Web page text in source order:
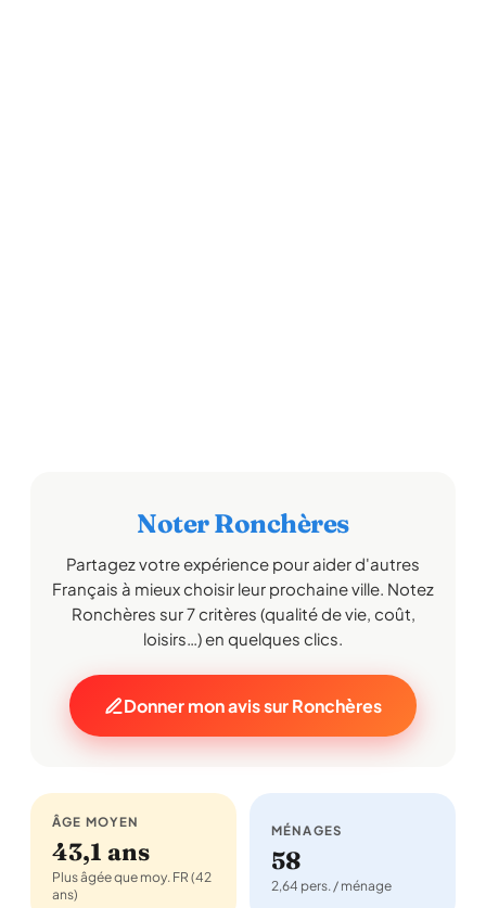
Noter Ronchères
Partagez votre expérience pour aider d'autres
Français à mieux choisir leur prochaine ville. Notez
Ronchères sur 7 critères (qualité de vie, coût,
loisirs…) en quelques clics.
Donner mon avis sur Ronchères
ÂGE MOYEN
43,1 ans
Plus âgée que moy. FR (42
ans)
MÉNAGES
58
2,64 pers. / ménage